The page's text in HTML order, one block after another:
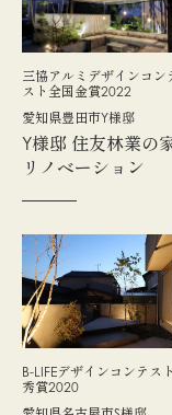
三協アルミデザインコン
スト全国金賞2022
愛知県豊田市Y様邸
Y様邸 住友林業の
リノベーション
B-LIFEデザインコンテス
秀賞2020